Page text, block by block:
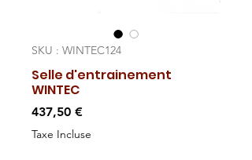
SKU : WINTEC124
Selle d'entrainement
WINTEC
437,50 €Prix
Taxe Incluse